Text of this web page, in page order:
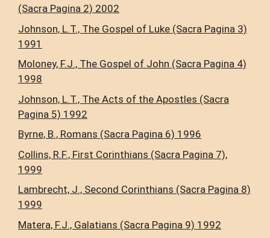
(Sacra Pagina 2) 2002
Johnson, L.T., The Gospel of Luke (Sacra Pagina 3)
1991
Moloney, F.J., The Gospel of John (Sacra Pagina 4)
1998
Johnson, L.T., The Acts of the Apostles (Sacra
Pagina 5) 1992
Byrne, B., Romans (Sacra Pagina 6) 1996
Collins, R.F., First Corinthians (Sacra Pagina 7),
1999
Lambrecht, J., Second Corinthians (Sacra Pagina 8)
1999
Matera, F.J., Galatians (Sacra Pagina 9) 1992